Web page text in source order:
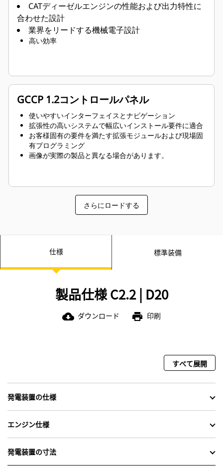
CATディーゼルエンジンの性能および出力特性に
合わせた設計
業界をリードする機械電子設計
高い効率
GCCP 1.2コントロールパネル
使いやすいインターフェイスとナビゲーション
拡張性の高いシステムで幅広いインストール要件に適合
お客様固有の要件を満たす拡張モジュールおよび現場固
有プログラミング
画像が実際の製品と異なる場合があります。
さらにロードする
仕様 標準装備
製品仕様 C2.2 | D20
cloud_download ダウンロード print 印刷
すべて展開
発電装置の仕様
エンジン仕様
発電装置の寸法